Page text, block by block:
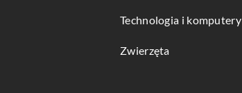
Technologia i komputery
Zwierzęta